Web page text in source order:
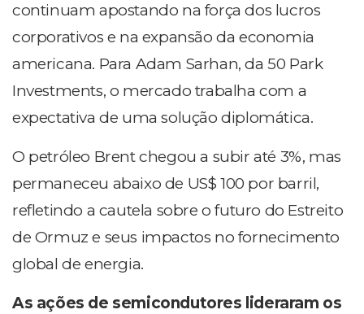
continuam apostando na força dos lucros
corporativos e na expansão da economia
americana. Para Adam Sarhan, da 50 Park
Investments, o mercado trabalha com a
expectativa de uma solução diplomática.
O petróleo Brent chegou a subir até 3%, mas
permaneceu abaixo de US$ 100 por barril,
refletindo a cautela sobre o futuro do Estreito
de Ormuz e seus impactos no fornecimento
global de energia.
As ações de semicondutores lideraram os